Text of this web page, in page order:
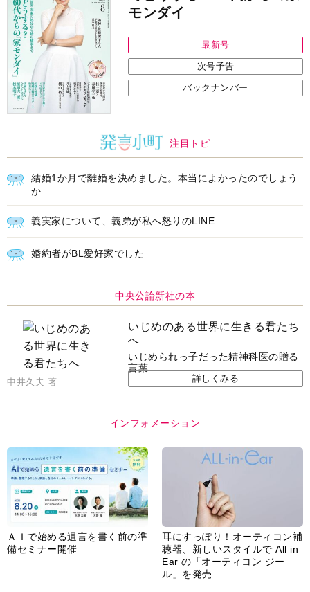
モンダイ
最新号
次号予告
バックナンバー
注目トピ
結婚1か月で離婚を決めました。本当によかったのでしょう
か
義実家について、義弟が私へ怒りのLINE
婚約者がBL愛好家でした
中央公論新社の本
いじめのある世界に生きる君たち
へ
いじめられっ子だった精神科医の贈る
言葉
中井久夫 著 詳しくみる
インフォメーション
ＡＩで始める遺言を書く前の準
備セミナー開催
耳にすっぽり！オーティコン補
聴器、新しいスタイルで All in
Ear の「オーティコン ジー
ル」を発売